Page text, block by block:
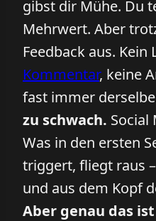
gibst dir Mühe. Du
Mehrwert. Aber
Feedback aus. Kein
Kommentar, keine
fast immer
zu schwach. Social
Was in den ersten
triggert, fliegt raus
und aus dem Kopf
Aber genau das